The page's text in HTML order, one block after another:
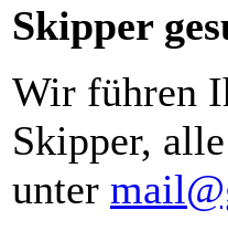
Skipper
Wir führen
Skipper,
unter